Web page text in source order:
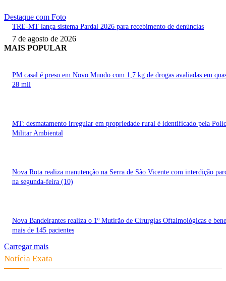
Destaque com Foto
TRE-MT lança sistema Pardal 2026 para recebimento de denúncias
7 de agosto de 2026
MAIS POPULAR
PM casal é preso em Novo Mundo com 1,7 kg de drogas avaliadas em
28 mil
MT: desmatamento irregular em propriedade rural é identificado pela
Militar Ambiental
Nova Rota realiza manutenção na Serra de São Vicente com interdição
na segunda-feira (10)
Nova Bandeirantes realiza o 1º Mutirão de Cirurgias Oftalmológicas e
mais de 145 pacientes
Carregar mais
Notícia Exata